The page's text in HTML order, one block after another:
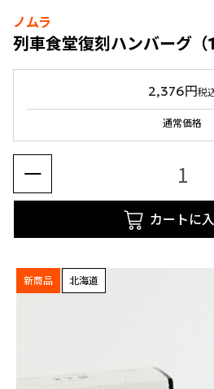
ノムラ
列車食堂復刻ハンバーグ（
2,376円税
通常価格
カートに
新商品 北海道